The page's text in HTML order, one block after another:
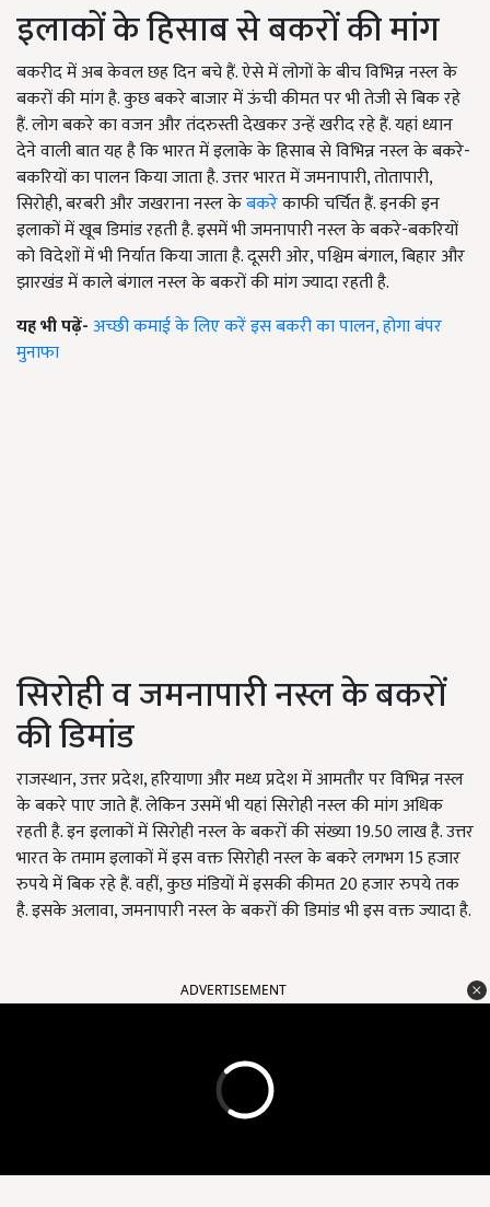
इलाकों के हिसाब से बकरों की मांग
बकरीद में अब केवल छह दिन बचे हैं. ऐसे में लोगों के बीच विभिन्न नस्ल के
बकरों की मांग है. कुछ बकरे बाजार में ऊंची कीमत पर भी तेजी से बिक रहे
हैं. लोग बकरे का वजन और तंदरुस्ती देखकर उन्हें खरीद रहे हैं. यहां ध्यान
देने वाली बात यह है कि भारत में इलाके के हिसाब से विभिन्न नस्ल के बकरे-
बकरियों का पालन किया जाता है. उत्तर भारत में जमनापारी, तोतापारी,
सिरोही, बरबरी और जखराना नस्ल केबकरेकाफी चर्चित हैं. इनकी इन
इलाकों में खूब डिमांड रहती है. इसमें भी जमनापारी नस्ल के बकरे-बकरियों
को विदेशों में भी निर्यात किया जाता है. दूसरी ओर, पश्चिम बंगाल, बिहार और
झारखंड में काले बंगाल नस्ल के बकरों की मांग ज्यादा रहती है.
यह भी पढ़ें-अच्छी कमाई के लिए करें इस बकरी का पालन, होगा बंपर
मुनाफा
सिरोही व जमनापारी नस्ल के बकरों
की डिमांड
राजस्थान, उत्तर प्रदेश, हरियाणा और मध्य प्रदेश में आमतौर पर विभिन्न नस्ल
के बकरे पाए जाते हैं. लेकिन उसमें भी यहां सिरोही नस्ल की मांग अधिक
रहती है. इन इलाकों में सिरोही नस्ल के बकरों की संख्या 19.50 लाख है. उत्तर
भारत के तमाम इलाकों में इस वक्त सिरोही नस्ल के बकरे लगभग 15 हजार
रुपये में बिक रहे हैं. वहीं, कुछ मंडियों में इसकी कीमत 20 हजार रुपये तक
है. इसके अलावा, जमनापारी नस्ल के बकरों की डिमांड भी इस वक्त ज्यादा है.
ADVERTISEMENT